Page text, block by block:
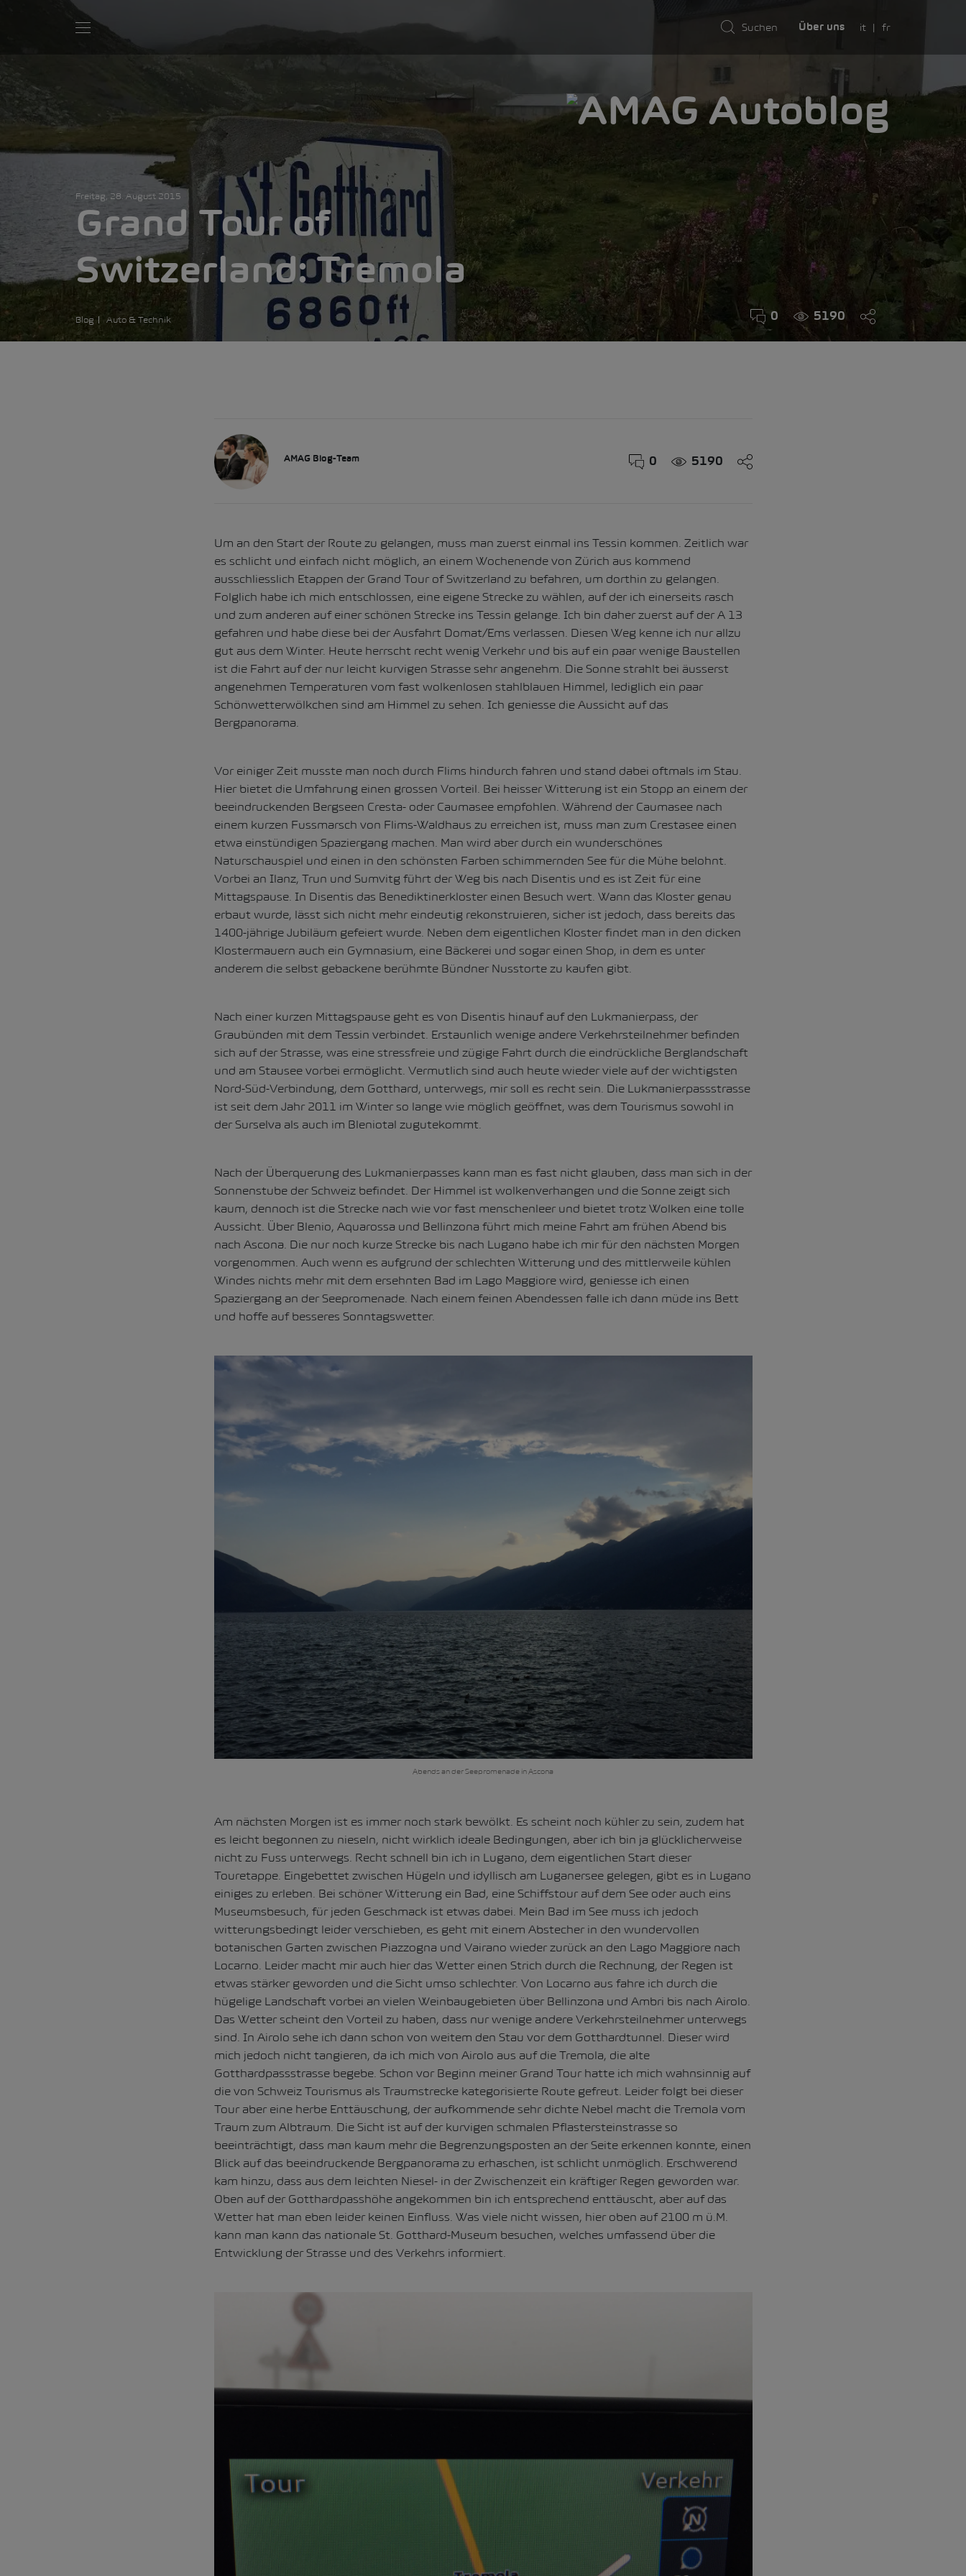
Über uns it fr
Freitag, 28. August 2015
Grand Tour of
Switzerland: Tremola
Blog Auto & Technik 0 5190
AMAG Blog-Team 0 5190
Um an den Start der Route zu gelangen, muss man zuerst einmal ins Tessin kommen. Zeitlich war
es schlicht und einfach nicht möglich, an einem Wochenende von Zürich aus kommend
ausschliesslich Etappen der Grand Tour of Switzerland zu befahren, um dorthin zu gelangen.
Folglich habe ich mich entschlossen, eine eigene Strecke zu wählen, auf der ich einerseits rasch
und zum anderen auf einer schönen Strecke ins Tessin gelange. Ich bin daher zuerst auf der A 13
gefahren und habe diese bei der Ausfahrt Domat/Ems verlassen. Diesen Weg kenne ich nur allzu
gut aus dem Winter. Heute herrscht recht wenig Verkehr und bis auf ein paar wenige Baustellen
ist die Fahrt auf der nur leicht kurvigen Strasse sehr angenehm. Die Sonne strahlt bei äusserst
angenehmen Temperaturen vom fast wolkenlosen stahlblauen Himmel, lediglich ein paar
Schönwetterwölkchen sind am Himmel zu sehen. Ich geniesse die Aussicht auf das
Bergpanorama.
Vor einiger Zeit musste man noch durch Flims hindurch fahren und stand dabei oftmals im Stau.
Hier bietet die Umfahrung einen grossen Vorteil. Bei heisser Witterung ist ein Stopp an einem der
beeindruckenden Bergseen Cresta- oder Caumasee empfohlen. Während der Caumasee nach
einem kurzen Fussmarsch von Flims-Waldhaus zu erreichen ist, muss man zum Crestasee einen
etwa einstündigen Spaziergang machen. Man wird aber durch ein wunderschönes
Naturschauspiel und einen in den schönsten Farben schimmernden See für die Mühe belohnt.
Vorbei an Ilanz, Trun und Sumvitg führt der Weg bis nach Disentis und es ist Zeit für eine
Mittagspause. In Disentis das Benediktinerkloster einen Besuch wert. Wann das Kloster genau
erbaut wurde, lässt sich nicht mehr eindeutig rekonstruieren, sicher ist jedoch, dass bereits das
1400-jährige Jubiläum gefeiert wurde. Neben dem eigentlichen Kloster findet man in den dicken
Klostermauern auch ein Gymnasium, eine Bäckerei und sogar einen Shop, in dem es unter
anderem die selbst gebackene berühmte Bündner Nusstorte zu kaufen gibt.
Nach einer kurzen Mittagspause geht es von Disentis hinauf auf den Lukmanierpass, der
Graubünden mit dem Tessin verbindet. Erstaunlich wenige andere Verkehrsteilnehmer befinden
sich auf der Strasse, was eine stressfreie und zügige Fahrt durch die eindrückliche Berglandschaft
und am Stausee vorbei ermöglicht. Vermutlich sind auch heute wieder viele auf der wichtigsten
Nord-Süd-Verbindung, dem Gotthard, unterwegs, mir soll es recht sein. Die Lukmanierpassstrasse
ist seit dem Jahr 2011 im Winter so lange wie möglich geöffnet, was dem Tourismus sowohl in
der Surselva als auch im Bleniotal zugutekommt.
Nach der Überquerung des Lukmanierpasses kann man es fast nicht glauben, dass man sich in der
Sonnenstube der Schweiz befindet. Der Himmel ist wolkenverhangen und die Sonne zeigt sich
kaum, dennoch ist die Strecke nach wie vor fast menschenleer und bietet trotz Wolken eine tolle
Aussicht. Über Blenio, Aquarossa und Bellinzona führt mich meine Fahrt am frühen Abend bis
nach Ascona. Die nur noch kurze Strecke bis nach Lugano habe ich mir für den nächsten Morgen
vorgenommen. Auch wenn es aufgrund der schlechten Witterung und des mittlerweile kühlen
Windes nichts mehr mit dem ersehnten Bad im Lago Maggiore wird, geniesse ich einen
Spaziergang an der Seepromenade. Nach einem feinen Abendessen falle ich dann müde ins Bett
und hoffe auf besseres Sonntagswetter.
Abends an der Seepromenade in Ascona
Am nächsten Morgen ist es immer noch stark bewölkt. Es scheint noch kühler zu sein, zudem hat
es leicht begonnen zu nieseln, nicht wirklich ideale Bedingungen, aber ich bin ja glücklicherweise
nicht zu Fuss unterwegs. Recht schnell bin ich in Lugano, dem eigentlichen Start dieser
Touretappe. Eingebettet zwischen Hügeln und idyllisch am Luganersee gelegen, gibt es in Lugano
einiges zu erleben. Bei schöner Witterung ein Bad, eine Schiffstour auf dem See oder auch eins
Museumsbesuch, für jeden Geschmack ist etwas dabei. Mein Bad im See muss ich jedoch
witterungsbedingt leider verschieben, es geht mit einem Abstecher in den wundervollen
botanischen Garten zwischen Piazzogna und Vairano wieder zurück an den Lago Maggiore nach
Locarno. Leider macht mir auch hier das Wetter einen Strich durch die Rechnung, der Regen ist
etwas stärker geworden und die Sicht umso schlechter. Von Locarno aus fahre ich durch die
hügelige Landschaft vorbei an vielen Weinbaugebieten über Bellinzona und Ambri bis nach Airolo.
Das Wetter scheint den Vorteil zu haben, dass nur wenige andere Verkehrsteilnehmer unterwegs
sind. In Airolo sehe ich dann schon von weitem den Stau vor dem Gotthardtunnel. Dieser wird
mich jedoch nicht tangieren, da ich mich von Airolo aus auf die Tremola, die alte
Gotthardpassstrasse begebe. Schon vor Beginn meiner Grand Tour hatte ich mich wahnsinnig auf
die von Schweiz Tourismus als Traumstrecke kategorisierte Route gefreut. Leider folgt bei dieser
Tour aber eine herbe Enttäuschung, der aufkommende sehr dichte Nebel macht die Tremola vom
Traum zum Albtraum. Die Sicht ist auf der kurvigen schmalen Pflastersteinstrasse so
beeinträchtigt, dass man kaum mehr die Begrenzungsposten an der Seite erkennen konnte, einen
Blick auf das beeindruckende Bergpanorama zu erhaschen, ist schlicht unmöglich. Erschwerend
kam hinzu, dass aus dem leichten Niesel- in der Zwischenzeit ein kräftiger Regen geworden war.
Oben auf der Gotthardpasshöhe angekommen bin ich entsprechend enttäuscht, aber auf das
Wetter hat man eben leider keinen Einfluss. Was viele nicht wissen, hier oben auf 2100 m ü.M.
kann man kann das nationale St. Gotthard-Museum besuchen, welches umfassend über die
Entwicklung der Strasse und des Verkehrs informiert.